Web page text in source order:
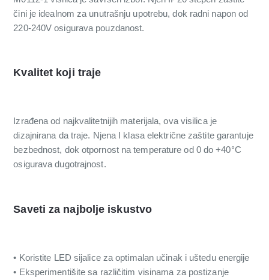
čini je idealnom za unutrašnju upotrebu, dok radni napon od
220-240V osigurava pouzdanost.
Kvalitet koji traje
Izrađena od najkvalitetnijih materijala, ova visilica je
dizajnirana da traje. Njena I klasa električne zaštite garantuje
bezbednost, dok otpornost na temperature od 0 do +40°C
osigurava dugotrajnost.
Saveti za najbolje iskustvo
• Koristite LED sijalice za optimalan učinak i uštedu energije
• Eksperimentišite sa različitim visinama za postizanje